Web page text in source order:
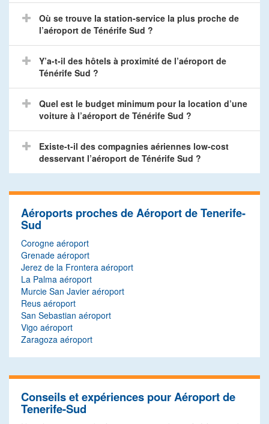
Où se trouve la station-service la plus proche de
l’aéroport de Ténérife Sud ?
Y’a-t-il des hôtels à proximité de l’aéroport de
Ténérife Sud ?
Quel est le budget minimum pour la location d’une
voiture à l’aéroport de Ténérife Sud ?
Existe-t-il des compagnies aériennes low-cost
desservant l’aéroport de Ténérife Sud ?
Aéroports proches de Aéroport de Tenerife-
Sud
Corogne aéroport
Grenade aéroport
Jerez de la Frontera aéroport
La Palma aéroport
Murcie San Javier aéroport
Reus aéroport
San Sebastian aéroport
Vigo aéroport
Zaragoza aéroport
Conseils et expériences pour Aéroport de
Tenerife-Sud